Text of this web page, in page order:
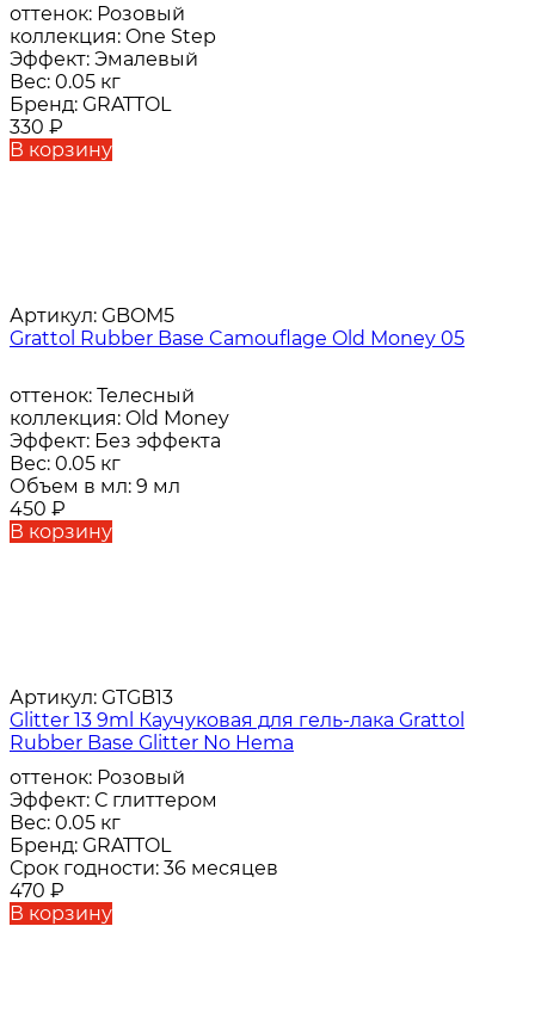
оттенок: Розовый
коллекция: One Step
Эффект: Эмалевый
Вес: 0.05 кг
Бренд: GRATTOL
330 ₽
В корзину
Артикул: GBOM5
Grattol Rubber Base Camouflage Old Money 05
оттенок: Телесный
коллекция: Old Money
Эффект: Без эффекта
Вес: 0.05 кг
Объем в мл: 9 мл
450 ₽
В корзину
Артикул: GTGB13
Glitter 13 9ml Каучуковая для гель-лака Grattol
Rubber Base Glitter No Hema
оттенок: Розовый
Эффект: С глиттером
Вес: 0.05 кг
Бренд: GRATTOL
Срок годности: 36 месяцев
470 ₽
В корзину